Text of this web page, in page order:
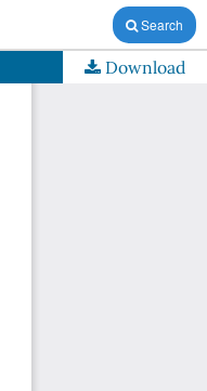
Search
Download